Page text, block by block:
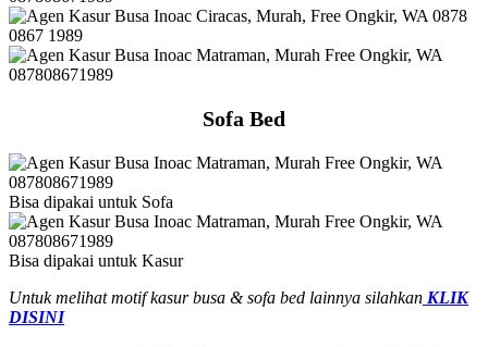
Sofa Bed
Bisa dipakai untuk Sofa
Bisa dipakai untuk Kasur
Untuk melihat motif kasur busa & sofa bed lainnya silahkan KLIK
DISINI